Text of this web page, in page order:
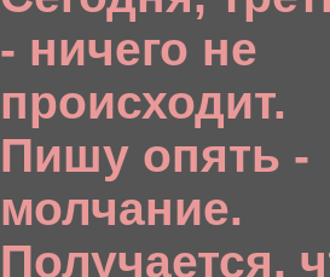
- ничего не
происходит.
Пишу опять -
молчание.
Получается,